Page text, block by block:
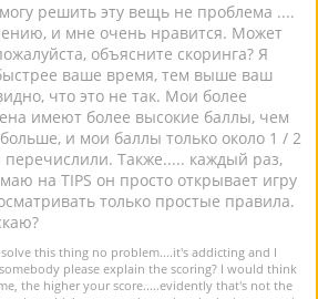
решить эту вещь не проблема ....
и мне очень нравится. Может
объясните скоринга? Я
ваше время, тем выше ваш
что это не так. Мои более
имеют более высокие баллы, чем
и мои баллы только около 1 / 2
перечислили. Также..... каждый раз,
на TIPS он просто открывает игру
только простые правила.
this thing no problem....it's addicting and I
please explain the scoring? I would think
the higher your score.....evidently that's not the